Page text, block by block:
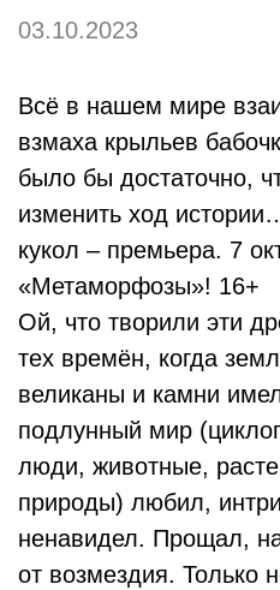
03.10.2023
Всё в нашем мире
взмаха крыльев
было бы достаточно,
изменить ход
кукол – премьера. 7
«Метаморфозы»! 16+
Ой, что творили эти
тех времён, когда
великаны и камни
подлунный мир
люди, животные,
природы) любил,
ненавидел. Прощал,
от возмездия. Только